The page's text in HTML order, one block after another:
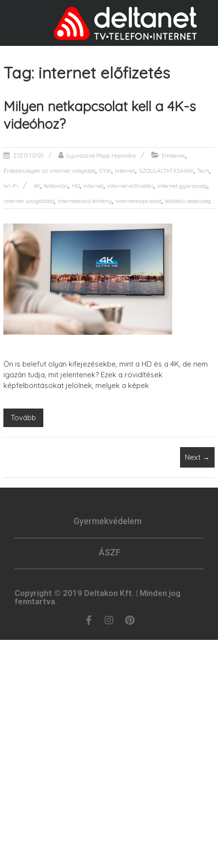
Tag: internet előfizetés
Milyen netkapcsolat kell a 4K-s
videóhoz?
2020-10-05 Gyurászné Papp Hajnalka Emberek,
Érdekességek az internet világából, GYIK, Internet, SZOLGÁLTATÁSAINK, Tech,
Wi-Fi 4K, felbontás, HD, internet, internet előfizetés, internet gyorsaság,
internet szolgáltató, internetezési élmény, internetkapcsolat, letöltési sebesség
Ön is belefut olyan kifejezésekbe, mint a HD és a 4K, de nem
igazán tudja, mit jelentenek? Ezek a rövidítések
képfelbontásokat jelölnek, melyek a képek
Tovább
Next →
Gyermekvédelem
ÁSZF
Copyright © 2019 Deltakon Kft. | Minden jog
fenntartva.​